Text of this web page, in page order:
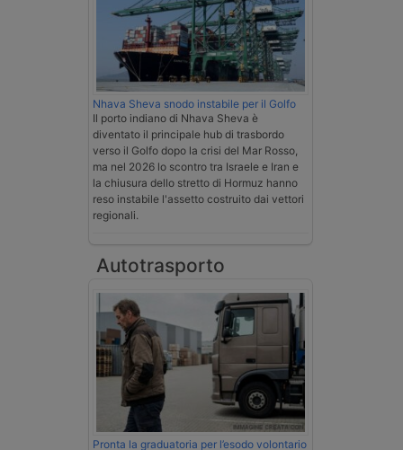
Nhava Sheva snodo instabile per il Golfo
Il porto indiano di Nhava Sheva è
diventato il principale hub di trasbordo
verso il Golfo dopo la crisi del Mar Rosso,
ma nel 2026 lo scontro tra Israele e Iran e
la chiusura dello stretto di Hormuz hanno
reso instabile l'assetto costruito dai vettori
regionali.
Autotrasporto
Pronta la graduatoria per l’esodo volontario